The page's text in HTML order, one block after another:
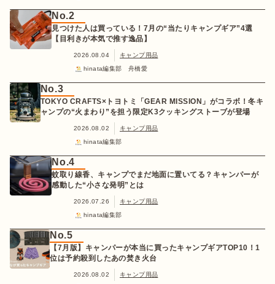
No.2
見つけた人は買っている！7月の“当たりキャンプギア”4選
【目利きが本気で推す逸品】
2026.08.04
キャンプ用品
hinata編集部 舟橋愛
No.3
TOKYO CRAFTS×トヨトミ「GEAR MISSION」がコラボ！冬キ
ャンプの“火まわり”を担う限定K3クッキングストーブが登場
2026.08.02
キャンプ用品
hinata編集部
No.4
蚊取り線香、キャンプでまだ地面に置いてる？キャンパーが
感動した“小さな発明”とは
2026.07.26
キャンプ用品
hinata編集部
No.5
【7月版】キャンパーが本当に買ったキャンプギアTOP10！1
位は予約殺到したあの焚き火台
2026.08.02
キャンプ用品